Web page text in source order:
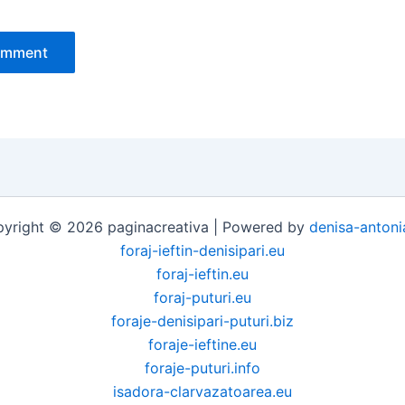
© 2026 paginacreativa | Powered by denisa-
foraj-ieftin-denisipari.eu
foraj-ieftin.eu
foraj-puturi.eu
foraje-denisipari-puturi.biz
foraje-ieftine.eu
foraje-puturi.info
isadora-clarvazatoarea.eu